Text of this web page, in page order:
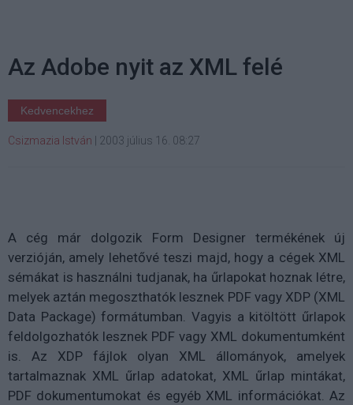
Az Adobe nyit az XML felé
Kedvencekhez
Csizmazia István 2003 július 16. 08:27
A cég már dolgozik Form Designer termékének új
verzióján, amely lehetővé teszi majd, hogy a cégek XML
sémákat is használni tudjanak, ha űrlapokat hoznak létre,
melyek aztán megoszthatók lesznek PDF vagy XDP (XML
Data Package) formátumban. Vagyis a kitöltött űrlapok
feldolgozhatók lesznek PDF vagy XML dokumentumként
is. Az XDP fájlok olyan XML állományok, amelyek
tartalmaznak XML űrlap adatokat, XML űrlap mintákat,
PDF dokumentumokat és egyéb XML információkat. Az